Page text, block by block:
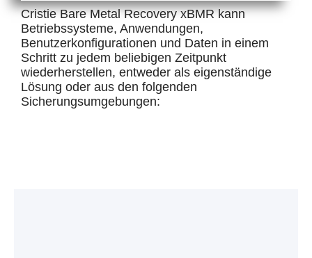
Cristie Bare Metal Recovery xBMR kann
Betriebssysteme, Anwendungen,
Benutzerkonfigurationen und Daten in einem
Schritt zu jedem beliebigen Zeitpunkt
wiederherstellen, entweder als eigenständige
Lösung oder aus den folgenden
Sicherungsumgebungen: